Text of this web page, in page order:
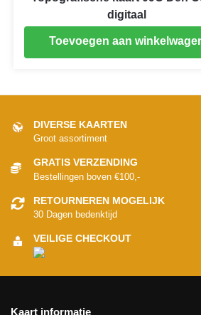
digitaal
Toevoegen aan
DIVERSE KAARTEN
Groot assortiment
GRATIS VERZENDING
Bestellingen boven €100,-
RETOURNEREN MOGELIJK
30 Dagen bedenktijd
VEILIGE CHECKOUT
Kaart informatie